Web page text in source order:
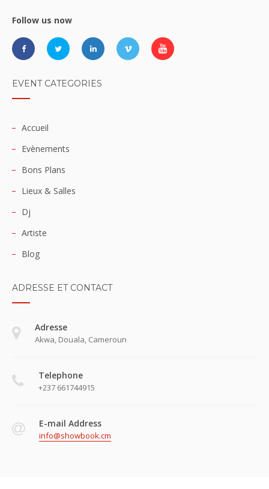
Follow us now
EVENT CATEGORIES
Accueil
Evènements
Bons Plans
Lieux & Salles
Dj
Artiste
Blog
ADRESSE ET CONTACT
Adresse
Akwa, Douala, Cameroun
Telephone
+237 661744915
E-mail Address
info@showbook.cm